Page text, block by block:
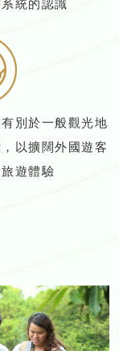
統的認識
別於一般觀光地
以擴闊外國遊客
遊體驗